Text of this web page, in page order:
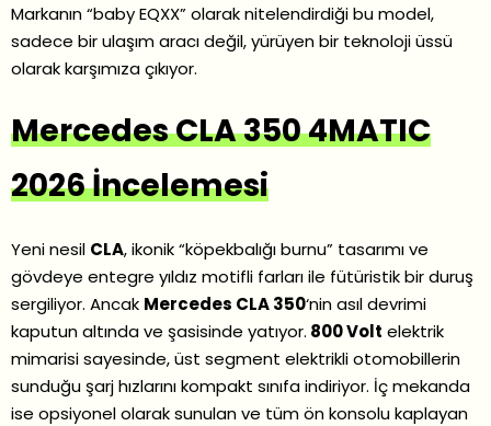
Markanın “baby EQXX” olarak nitelendirdiği bu model,
sadece bir ulaşım aracı değil, yürüyen bir teknoloji üssü
olarak karşımıza çıkıyor.
Mercedes CLA 350 4MATIC
2026 İncelemesi
Yeni nesil CLA, ikonik “köpekbalığı burnu” tasarımı ve
gövdeye entegre yıldız motifli farları ile fütüristik bir duruş
sergiliyor. Ancak Mercedes CLA 350‘nin asıl devrimi
kaputun altında ve şasisinde yatıyor. 800 Volt elektrik
mimarisi sayesinde, üst segment elektrikli otomobillerin
sunduğu şarj hızlarını kompakt sınıfa indiriyor. İç mekanda
ise opsiyonel olarak sunulan ve tüm ön konsolu kaplayan